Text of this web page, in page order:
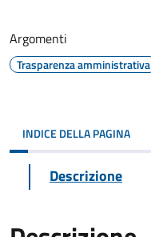
Argomenti
Trasparenza amministrativa
INDICE DELLA PAGINA
Descrizione